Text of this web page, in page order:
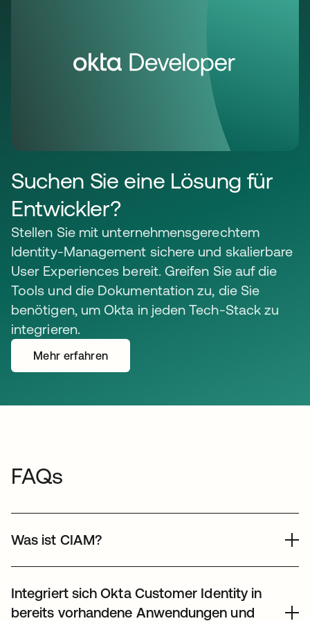
Suchen Sie eine Lösung für
Entwickler?
Stellen Sie mit unternehmensgerechtem
Identity-Management sichere und skalierbare
User Experiences bereit. Greifen Sie auf die
Tools und die Dokumentation zu, die Sie
benötigen, um Okta in jeden Tech-Stack zu
integrieren.
Mehr erfahrenwird in einer neuen Registerkarte geöffnet
FAQs
Was ist CIAM?
(CIAM) geht es darum, wie ein Unternehmen sicheren
und komfortablen Zugriff auf digitale Ressourcen
Integriert sich Okta Customer Identity in
bereits vorhandene Anwendungen und